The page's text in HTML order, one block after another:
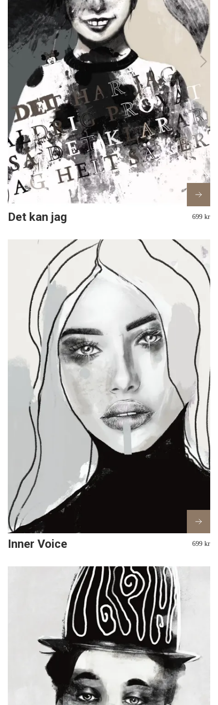
Det kan jag 699 kr
Inner Voice 699 kr